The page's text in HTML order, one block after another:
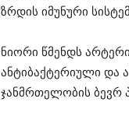
ზრდის იმუნური
ნიორი წმენდს
ანტიბაქტერიული და
ჯანმრთელობის ბევრ